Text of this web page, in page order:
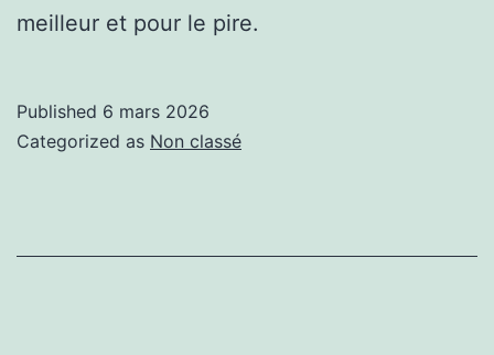
meilleur et pour le pire.
Published 6 mars 2026
Categorized as Non classé